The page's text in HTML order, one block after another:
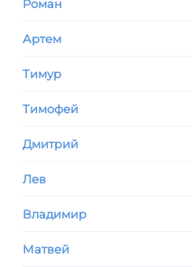
Роман
Артем
Тимур
Тимофей
Дмитрий
Лев
Владимир
Матвей